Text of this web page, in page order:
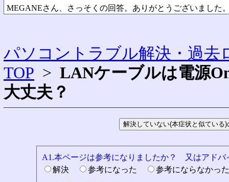
MEGANEさん、さっそくの回答。ありがとうございました
パソコントラブル解決・過去
TOP > LANケーブルは電源
大丈夫？
A1.本ページは参考になりましたか？ 又はアドバ
解決
参考になった
参考にならなか